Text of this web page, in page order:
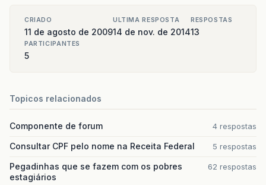
CRIADO
11 de agosto de 2009
ULTIMA RESPOSTA
14 de nov. de 2014
RESPOSTAS
13
PARTICIPANTES
5
Topicos relacionados
Componente de forum 4 respostas
Consultar CPF pelo nome na Receita Federal 5 respostas
Pegadinhas que se fazem com os pobres
estagiários
62 respostas